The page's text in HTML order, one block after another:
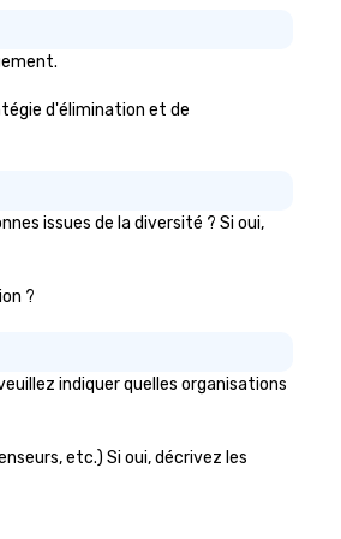
d'élimination et de
issues de la diversité ? Si oui,
?
indiquer quelles organisations
etc.) Si oui, décrivez les